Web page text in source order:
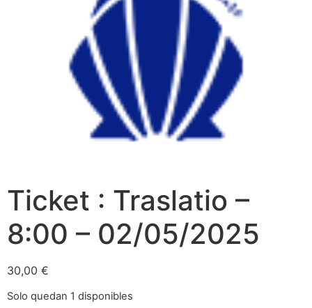
Ticket : Traslatio –
8:00 – 02/05/2025
30,00 €
Solo quedan 1 disponibles